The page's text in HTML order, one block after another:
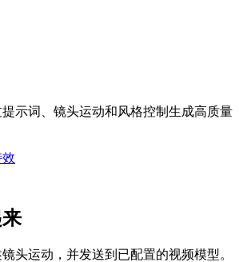
提示词、镜头运动和风格控制生成高质量
头运动，并发送到已配置的视频模型。